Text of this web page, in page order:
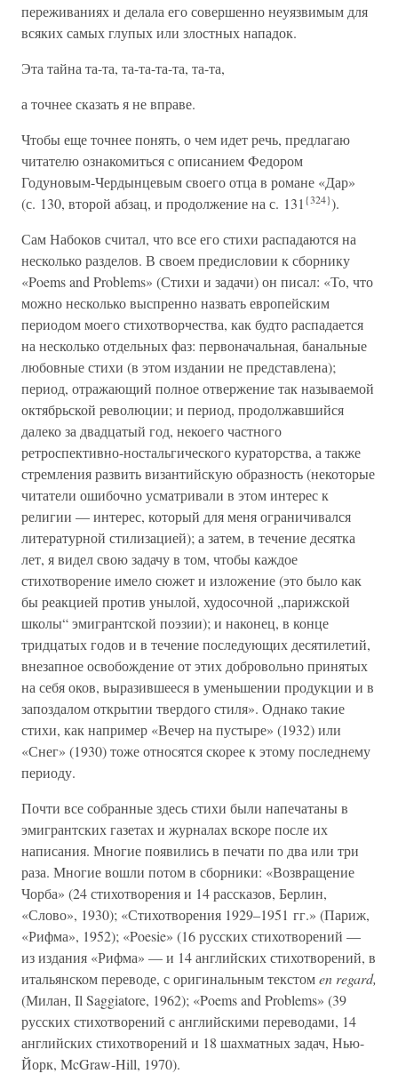
переживаниях и делала его совершенно неуязвимым для
всяких самых глупых или злостных нападок.
Эта тайна та-та, та-та-та-та, та-та,
а точнее сказать я не вправе.
Чтобы еще точнее понять, о чем идет речь, предлагаю
читателю ознакомиться с описанием Федором
Годуновым-Чердынцевым своего отца в романе «Дар»
(с. 130, второй абзац, и продолжение на с. 131 {324}).
Сам Набоков считал, что все его стихи распадаются на
несколько разделов. В своем предисловии к сборнику
«Poems and Problems» (Стихи и задачи) он писал: «То, что
можно несколько выспренно назвать европейским
периодом моего стихотворчества, как будто распадается
на несколько отдельных фаз: первоначальная, банальные
любовные стихи (в этом издании не представлена);
период, отражающий полное отвержение так называемой
октябрьской революции; и период, продолжавшийся
далеко за двадцатый год, некоего частного
ретроспективно-ностальгического кураторства, а также
стремления развить византийскую образность (некоторые
читатели ошибочно усматривали в этом интерес к
религии — интерес, который для меня ограничивался
литературной стилизацией); а затем, в течение десятка
лет, я видел свою задачу в том, чтобы каждое
стихотворение имело сюжет и изложение (это было как
бы реакцией против унылой, худосочной „парижской
школы“ эмигрантской поэзии); и наконец, в конце
тридцатых годов и в течение последующих десятилетий,
внезапное освобождение от этих добровольно принятых
на себя оков, выразившееся в уменьшении продукции и в
запоздалом открытии твердого стиля». Однако такие
стихи, как например «Вечер на пустыре» (1932) или
«Снег» (1930) тоже относятся скорее к этому последнему
периоду.
Почти все собранные здесь стихи были напечатаны в
эмигрантских газетах и журналах вскоре после их
написания. Многие появились в печати по два или три
раза. Многие вошли потом в сборники: «Возвращение
Чорба» (24 стихотворения и 14 рассказов, Берлин,
«Слово», 1930); «Стихотворения 1929–1951 гг.» (Париж,
«Рифма», 1952); «Poesie» (16 русских стихотворений —
из издания «Рифма» — и 14 английских стихотворений, в
итальянском переводе, с оригинальным текстомen regard,
(Милан, Il Saggiatore, 1962); «Poems and Problems» (39
русских стихотворений с английскими переводами, 14
английских стихотворений и 18 шахматных задач, Нью-
Йорк, McGraw-Hill, 1970).